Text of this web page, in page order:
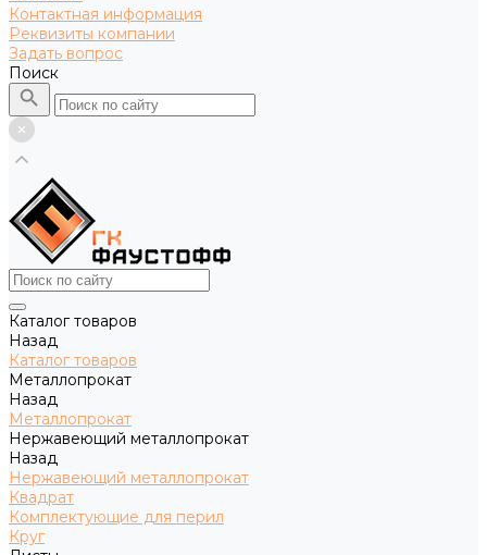
Контактная информация
Реквизиты компании
Задать вопрос
Поиск
Каталог товаров
Назад
Каталог товаров
Металлопрокат
Назад
Металлопрокат
Нержавеющий металлопрокат
Назад
Нержавеющий металлопрокат
Квадрат
Комплектующие для перил
Круг